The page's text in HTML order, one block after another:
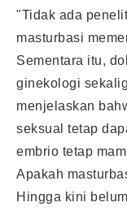
"Tidak ada
masturbasi
Sementara itu,
ginekologi
menjelaskan
seksual tetap
embrio tetap
Apakah
Hingga kini